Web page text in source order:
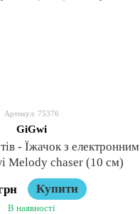
Артикул: 75376
GiGwi
- Їжачок з електронним
Melody chaser (10 см)
Купити
В наявності